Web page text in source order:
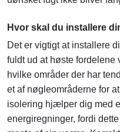
Hvor skal du installere
Det er vigtigt at installere
fuldt ud at høste fordelene
hvilke områder der har
et af nøgleområderne for
isolering hjælper dig med
energiregninger, fordi